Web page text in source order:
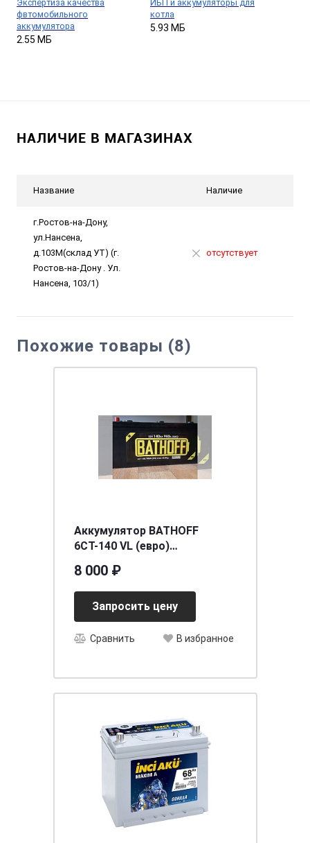
Экспертиза качества
фвтомобильного
аккумулятора
2.55 МБ
ИБП и аккумуляторы для
котла
5.93 МБ
НАЛИЧИЕ В МАГАЗИНАХ
Название Наличие
г.Ростов-на-Дону,
ул.Нансена,
д.103М(склад УТ) (г.
Ростов-на-Дону . Ул.
Нансена, 103/1)
отсутствует
Похожие товары (8)
Аккумулятор BATHOFF
6СТ-140 VL (евро)
8 000 ₽
Запросить цену
Сравнить В избранное